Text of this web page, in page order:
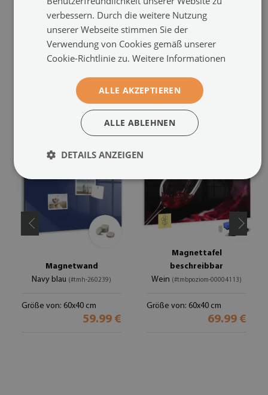
- Für unsere Tafeln empfehlen wir trocken abwischbare Marker, die
speziell für Glas geeignet sind.
- Etwaige Mängel oder Abweichungen sind vor der Montage zu prüfen.
EMPFOHLENE PRODUKTE
Magnetwand
Navy blau (#tmh-260239)
Größe von: 60x40 cm
59.99 €
Magnettafel
beschreibbar
Wein (#tmbpoziom-00004113)
Größe von: 60x40 cm
69.99 €
verbessern. Durch die weitere Nutzung
unserer Webseite stimmen Sie der
Verwendung von Cookies gemäß unserer
Cookie-Richtlinie zu. Weitere Informationen
ALLE AKZEPTIEREN
ALLE ABLEHNEN
DETAILS ANZEIGEN